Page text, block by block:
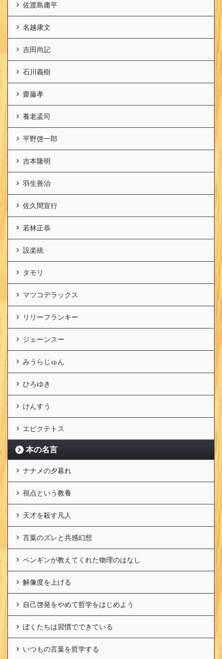
佐渡島庸平
名越康文
吉田尚記
石川義樹
齋藤孝
養老孟司
平野啓一郎
吉本隆明
羽生善治
佐久間宣行
若林正恭
設楽統
タモリ
マツコデラックス
リリーフランキー
ジェーンスー
みうらじゅん
ひろゆき
けんすう
エピクテトス
本の名言
ナナメの夕暮れ
視点という教養
天才を殺す凡人
言葉のズレと共感幻想
ペンギンが教えてくれた物理のはなし
解像度を上げる
自己啓発をやめて哲学をはじめよう
ぼくたちは習慣でできている
いつもの言葉を哲学する